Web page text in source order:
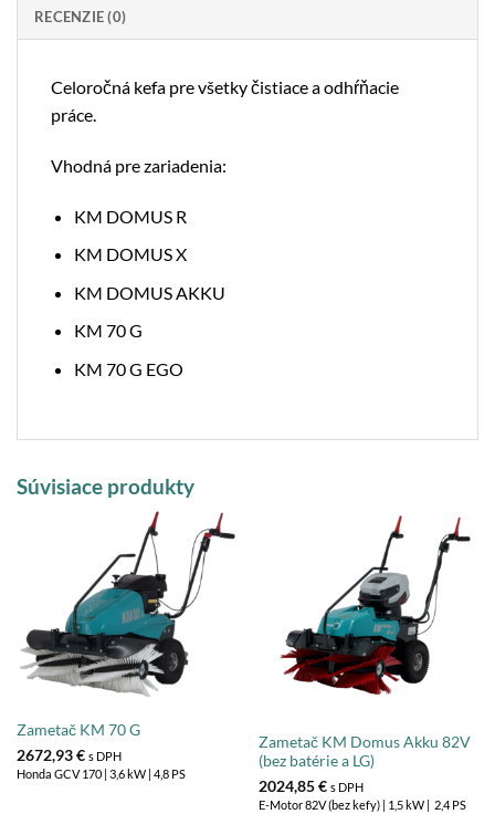
RECENZIE (0)
Celoročná kefa pre všetky čistiace a odhŕňacie
práce.
Vhodná pre zariadenia:
KM DOMUS R
KM DOMUS X
KM DOMUS AKKU
KM 70 G
KM 70 G EGO
Súvisiace produkty
Zametač KM 70 G
2672,93€ s DPH
Honda GCV 170 | 3,6 kW | 4,8 PS
Zametač KM Domus Akku 82V
(bez batérie a LG)
2024,85€ s DPH
E-Motor 82V (bez kefy) | 1,5 kW | 2,4 PS